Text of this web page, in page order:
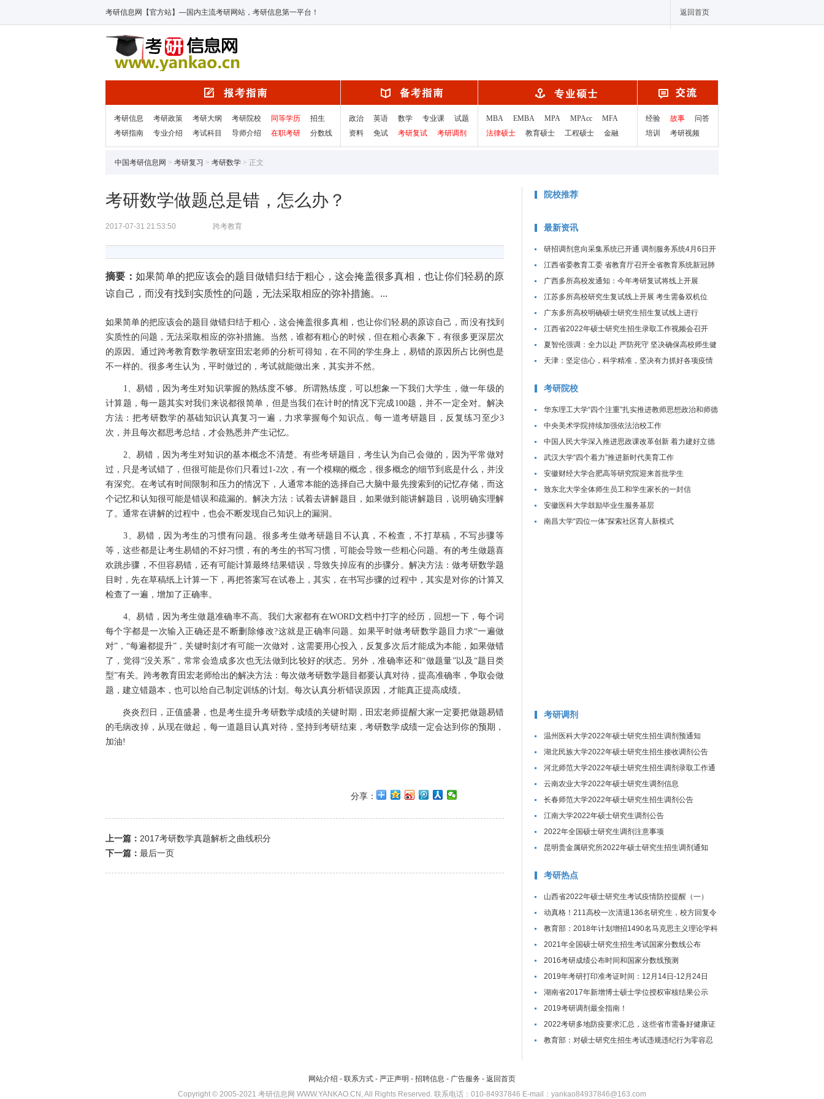
考研信息网【官方站】—国内主流考研网站，考研信息第一平台！ 返回首页
考研信息 考研政策 考研大纲 考研院校 同等学历
招生
考研指南
专业介绍 考试科目 导师介绍 在职考研 分数线
政治 英语 数学 专业课
试题
资料
免试 考研复试 考研调剂
MBA EMBA MPA MPAcc
MFA
法律硕士
教育硕士 工程硕士 金融
经验 故事
问答
培训
考研视频
中国考研信息网 > 考研复习 > 考研数学 > 正文
考研数学做题总是错，怎么办？
2017-07-31 21:53:50 跨考教育
摘要： 如果简单的把应该会的题目做错归结于粗心，这会掩盖很多真相，也让你们轻易的原
谅自己，而没有找到实质性的问题，无法采取相应的弥补措施。...
如果简单的把应该会的题目做错归结于粗心，这会掩盖很多真相，也让你们轻易的原谅自己，而没有找到
实质性的问题，无法采取相应的弥补措施。当然，谁都有粗心的时候，但在粗心表象下，有很多更深层次
的原因。通过跨考教育数学教研室田宏老师的分析可得知，在不同的学生身上，易错的原因所占比例也是
不一样的。很多考生认为，平时做过的，考试就能做出来，其实并不然。
1、易错，因为考生对知识掌握的熟练度不够。所谓熟练度，可以想象一下我们大学生，做一年级的
计算题，每一题其实对我们来说都很简单，但是当我们在计时的情况下完成100题，并不一定全对。解决
方法：把考研数学的基础知识认真复习一遍，力求掌握每个知识点。每一道考研题目，反复练习至少3
次，并且每次都思考总结，才会熟悉并产生记忆。
2、易错，因为考生对知识的基本概念不清楚。有些考研题目，考生认为自己会做的，因为平常做对
过，只是考试错了，但很可能是你们只看过1-2次，有一个模糊的概念，很多概念的细节到底是什么，并没
有深究。在考试有时间限制和压力的情况下，人通常本能的选择自己大脑中最先搜索到的记忆存储，而这
个记忆和认知很可能是错误和疏漏的。解决方法：试着去讲解题目，如果做到能讲解题目，说明确实理解
了。通常在讲解的过程中，也会不断发现自己知识上的漏洞。
3、易错，因为考生的习惯有问题。很多考生做考研题目不认真，不检查，不打草稿，不写步骤等
等，这些都是让考生易错的不好习惯，有的考生的书写习惯，可能会导致一些粗心问题。有的考生做题喜
欢跳步骤，不但容易错，还有可能计算最终结果错误，导致失掉应有的步骤分。解决方法：做考研数学题
目时，先在草稿纸上计算一下，再把答案写在试卷上，其实，在书写步骤的过程中，其实是对你的计算又
检查了一遍，增加了正确率。
4、易错，因为考生做题准确率不高。我们大家都有在WORD文档中打字的经历，回想一下，每个词
每个字都是一次输入正确还是不断删除修改?这就是正确率问题。如果平时做考研数学题目力求“一遍做
对”，“每遍都提升”，关键时刻才有可能一次做对，这需要用心投入，反复多次后才能成为本能，如果做错
了，觉得“没关系”，常常会造成多次也无法做到比较好的状态。另外，准确率还和“做题量”以及“题目类
型”有关。跨考教育田宏老师给出的解决方法：每次做考研数学题目都要认真对待，提高准确率，争取会做
题，建立错题本，也可以给自己制定训练的计划。每次认真分析错误原因，才能真正提高成绩。
炎炎烈日，正值盛暑，也是考生提升考研数学成绩的关键时期，田宏老师提醒大家一定要把做题易错
的毛病改掉，从现在做起，每一道题目认真对待，坚持到考研结束，考研数学成绩一定会达到你的预期，
加油!
分享：
上一篇： 2017考研数学真题解析之曲线积分
下一篇： 最后一页
院校推荐
最新资讯
研招调剂意向采集系统已开通 调剂服务系统4月6日开
通
江西省委教育工委 省教育厅召开全省教育系统新冠肺
炎疫情防控工作视频调度会议
广西多所高校发通知：今年考研复试将线上开展
江苏多所高校研究生复试线上开展 考生需备双机位
广东多所高校明确硕士研究生招生复试线上进行
江西省2022年硕士研究生招生录取工作视频会召开
夏智伦强调：全力以赴 严防死守 坚决确保高校师生健
康、校园平安
天津：坚定信心，科学精准，坚决有力抓好各项疫情
考研院校
华东理工大学“四个注重”扎实推进教师思想政治和师德
师风建设工作
中央美术学院持续加强依法治校工作
中国人民大学深入推进思政课改革创新 着力建好立德
树人关键课程
武汉大学“四个着力”推进新时代美育工作
安徽财经大学合肥高等研究院迎来首批学生
致东北大学全体师生员工和学生家长的一封信
安徽医科大学鼓励毕业生服务基层
南昌大学“四位一体”探索社区育人新模式
考研调剂
温州医科大学2022年硕士研究生招生调剂预通知
湖北民族大学2022年硕士研究生招生接收调剂公告
河北师范大学2022年硕士研究生招生调剂录取工作通
知
云南农业大学2022年硕士研究生调剂信息
长春师范大学2022年硕士研究生招生调剂公告
江南大学2022年硕士研究生调剂公告
2022年全国硕士研究生调剂注意事项
昆明贵金属研究所2022年硕士研究生招生调剂通知
考研热点
山西省2022年硕士研究生考试疫情防控提醒（一）
动真格！211高校一次清退136名研究生，校方回复令
人惊讶
教育部：2018年计划增招1490名马克思主义理论学科
研究生
2021年全国硕士研究生招生考试国家分数线公布
2016考研成绩公布时间和国家分数线预测
2019年考研打印准考证时间：12月14日-12月24日
湖南省2017年新增博士硕士学位授权审核结果公示
2019考研调剂最全指南！
2022考研多地防疫要求汇总，这些省市需备好健康证
明！
教育部：对硕士研究生招生考试违规违纪行为零容忍
网站介绍 - 联系方式 - 严正声明 - 招聘信息 - 广告服务 - 返回首页
Copyright © 2005-2021 考研信息网 WWW.YANKAO.CN, All Rights Reserved. 联系电话：010-84937846 E-mail：yankao84937846@163.com